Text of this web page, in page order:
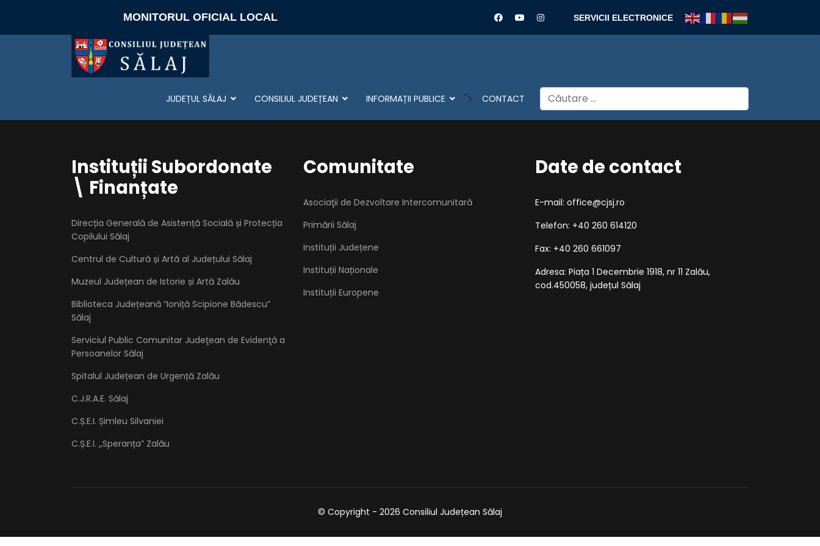
MONITORUL OFICIAL LOCAL SERVICII ELECTRONICE
JUDEȚUL SĂLAJ CONSILIUL JUDEȚEAN INFORMAȚII PUBLICE "> CONTACT Cautare
Instituții Subordonate
\ Finanțate
Direcția Generală de Asistență Socială și Protecția
Copilului Sălaj
Centrul de Cultură și Artă al Județului Sălaj
Muzeul Județean de Istorie și Artă Zalău
Biblioteca Județeană “Ioniță Scipione Bădescu”
Sălaj
Serviciul Public Comunitar Judeţean de Evidenţă a
Persoanelor Sălaj
Spitalul Județean de Urgență Zalău
C.J.R.A.E. Sălaj
C.Ș.E.I. Șimleu Silvaniei
C.Ș.E.I. ,,Speranța” Zalău
Comunitate
Asociaţii de Dezvoltare Intercomunitară
Primării Sălaj
Instituții Județene
Instituții Naționale
Instituții Europene
Date de contact
E-mail: office@cjsj.ro
Telefon: +40 260 614120
Fax: +40 260 661097
Adresa: Piața 1 Decembrie 1918, nr 11 Zalău,
cod.450058, județul Sălaj
© Copyright - 2026 Consiliul Județean Sălaj